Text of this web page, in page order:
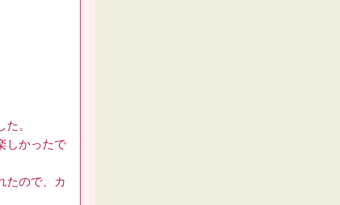
。
しかったで
たので、カ